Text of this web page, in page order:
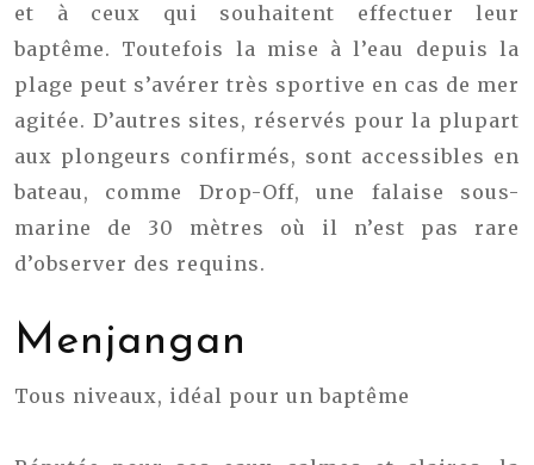
et à ceux qui souhaitent effectuer leur
baptême. Toutefois la mise à l’eau depuis la
plage peut s’avérer très sportive en cas de mer
agitée. D’autres sites, réservés pour la plupart
aux plongeurs confirmés, sont accessibles en
bateau, comme Drop-Off, une falaise sous-
marine de 30 mètres où il n’est pas rare
d’observer des requins.
Menjangan
Tous niveaux, idéal pour un baptême